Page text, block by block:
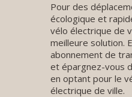
Pour des
écologique et
vélo électrique de
meilleure solution.
abonnement de
et épargnez-vous
en optant pour le
électrique de ville.